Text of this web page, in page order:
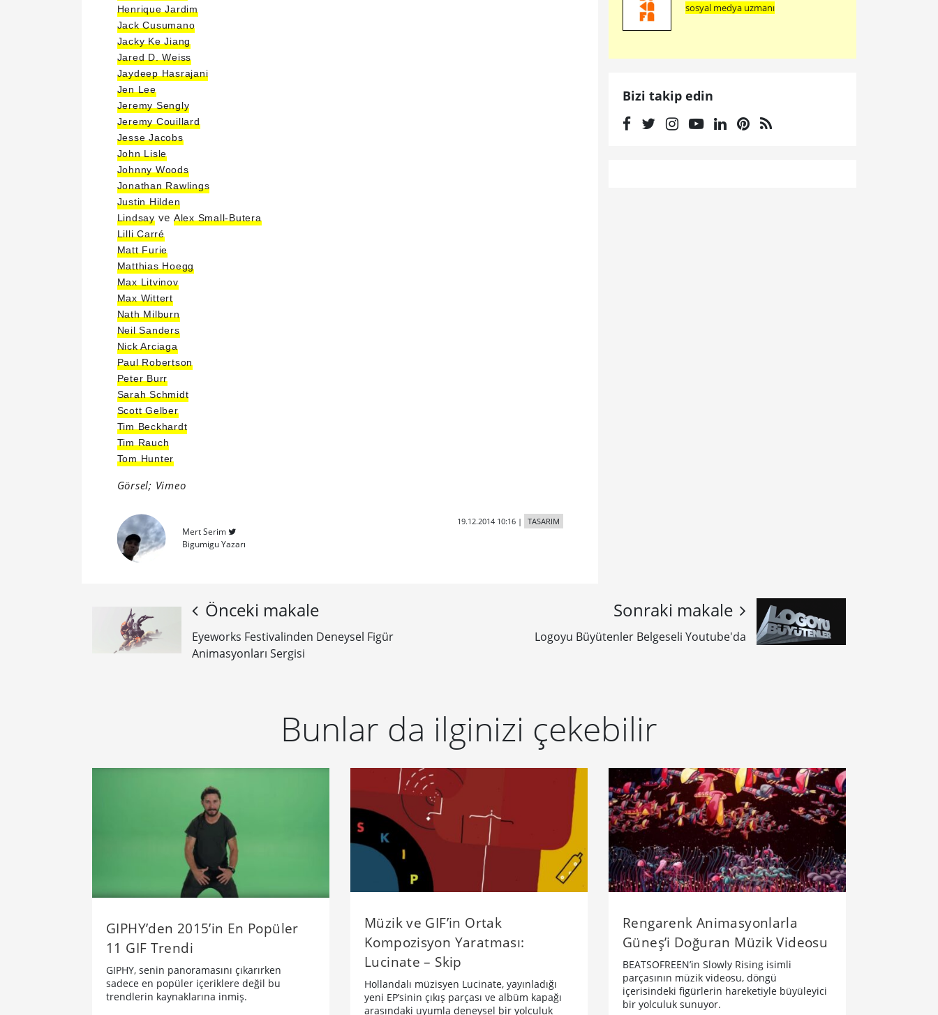
Henrique Jardim
Jack Cusumano
Jacky Ke Jiang
Jared D. Weiss
Jaydeep Hasrajani
Jen Lee
Jeremy Sengly
Jeremy Couillard
Jesse Jacobs
John Lisle
Johnny Woods
Jonathan Rawlings
Justin Hilden
Lindsayve Alex Small-Butera
Lilli Carré
Matt Furie
Matthias Hoegg
Max Litvinov
Max Wittert
Nath Milburn
Neil Sanders
Nick Arciaga
Paul Robertson
Peter Burr
Sarah Schmidt
Scott Gelber
Tim Beckhardt
Tim Rauch
Tom Hunter
Görsel; Vimeo
Mert Serim
Bigumigu Yazarı
19.12.2014 10:16| TASARIM
sosyal medya uzmanı
Bizi takip edin
Önceki makale
Eyeworks Festivalinden Deneysel Figür
Animasyonları Sergisi
Sonraki makale
Logoyu Büyütenler Belgeseli Youtube'da
Bunlar da ilginizi çekebilir
GIPHY’den 2015’in En Popüler
11 GIF Trendi
GIPHY, senin panoramasını çıkarırken
sadece en popüler içeriklere değil bu
trendlerin kaynaklarına inmiş.
Müzik ve GIF’in Ortak
Kompozisyon Yaratması:
Lucinate – Skip
Hollandalı müzisyen Lucinate, yayınladığı
yeni EP’sinin çıkış parçası ve albüm kapağı
arasındaki uyumla deneysel bir yolculuk
Rengarenk Animasyonlarla
Güneş’i Doğuran Müzik Videosu
BEATSOFREEN’in Slowly Rising isimli
parçasının müzik videosu, döngü
içerisindeki figürlerin hareketiyle büyüleyici
bir yolculuk sunuyor.